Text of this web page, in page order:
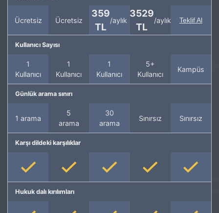
Ücretsiz Ücretsiz
359
TL
/aylık
3529
TL
/aylık Teklif Al
Kullanıcı Sayısı
1
Kullanıcı
1
Kullanıcı
1
Kullanıcı
5+
Kullanıcı
Kampüs
Günlük arama sınırı
1 arama
5
arama
30
arama
Sınırsız Sınırsız
Karşı dildeki karşılıklar
Hukuk dalı kırılımları